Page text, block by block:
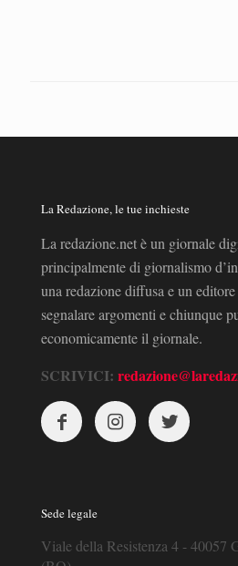
La Redazione, le tue inchieste
La redazione.net è un giornale
principalmente di giornalismo
una redazione diffusa e un
segnalare argomenti e chiunque
economicamente il giornale.
SCRIVICI:
Sede legale
Viale della Resistenza 4 - 40057